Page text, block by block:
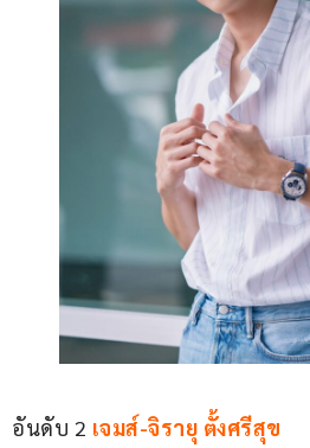
อันดับ 2 เจมส์-จิรายุ ตั้งศรีสุข